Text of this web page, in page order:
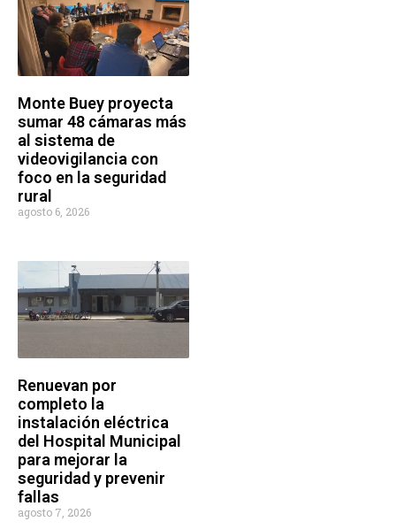
Monte Buey proyecta
sumar 48 cámaras más
al sistema de
videovigilancia con
foco en la seguridad
rural
agosto 6, 2026
Renuevan por
completo la
instalación eléctrica
del Hospital Municipal
para mejorar la
seguridad y prevenir
fallas
agosto 7, 2026